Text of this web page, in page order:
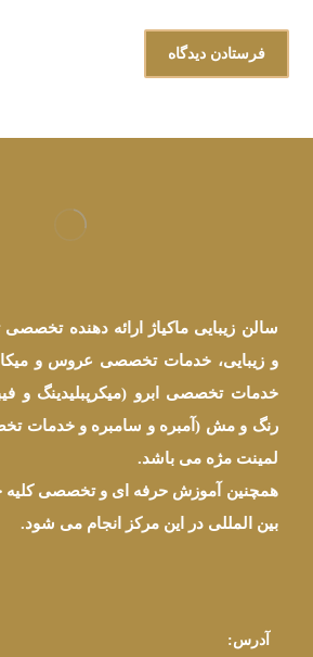
سالن زیبایی ماکیاژ ارائه دهنده
و زیبایی، خدمات تخصصی عروس و
خدمات تخصصی ابرو (میکرپبلیدینگ و
رنگ و مش (آمبره و سامبره و خدمات
لمینت مژه می باشد.
همچنین آموزش حرفه ای و تخصصی کلیه
بین المللی در این مرکز انجام می شود.
آدرس: